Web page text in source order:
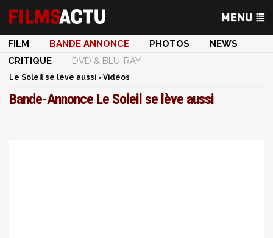
FILM BANDE ANNONCE PHOTOS
NEWS
CRITIQUE
DVD & BLU-RAY
Le Soleil se lève aussi › Vidéos
Bande-Annonce Le Soleil se lève aussi